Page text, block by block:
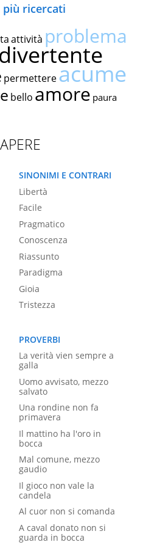
ricercati
attività problema
divertente
permettereacume
bello amore paura
SINONIMI E CONTRARI
Libertà
Facile
Pragmatico
Conoscenza
Riassunto
Paradigma
Gioia
Tristezza
PROVERBI
La verità vien sempre a
galla
Uomo avvisato, mezzo
salvato
Una rondine non fa
primavera
Il mattino ha l'oro in
bocca
Mal comune, mezzo
gaudio
Il gioco non vale la
candela
Al cuor non si comanda
A caval donato non si
guarda in bocca